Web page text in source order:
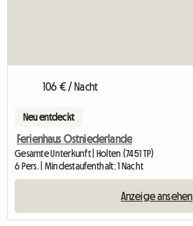
106 € / Nacht
Neu entdeckt
Ferienhaus Ostniederlande
Gesamte Unterkunft | Holten (7451 TP)
6 Pers. | Mindestaufenthalt: 1 Nacht
Anzeige ansehen